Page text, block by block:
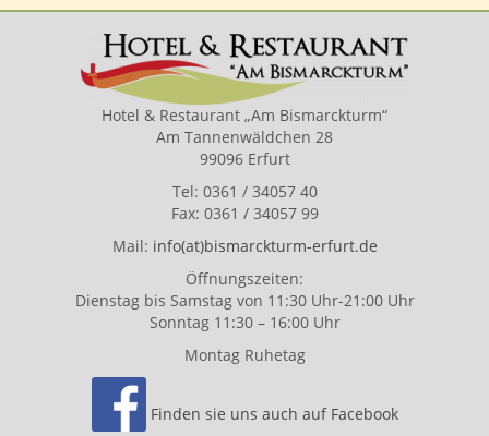
Hotel & Restaurant „Am Bismarckturm“
Am Tannenwäldchen 28
99096 Erfurt
Tel: 0361 / 34057 40
Fax: 0361 / 34057 99
Mail: info(at)bismarckturm-erfurt.de
Öffnungszeiten:
Dienstag bis Samstag von 11:30 Uhr-21:00 Uhr
Sonntag 11:30 – 16:00 Uhr
Montag Ruhetag
Finden sie uns auch auf Facebook